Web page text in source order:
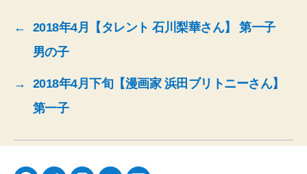
(
Contribute,inc.
←
2018年4月【タレント 石川梨華さん】 第一子
男の子
→
2018年4月下旬【漫画家 浜田ブリトニーさん】
第一子